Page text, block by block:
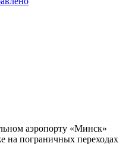
аэропорту «Минск»
на пограничных переходах